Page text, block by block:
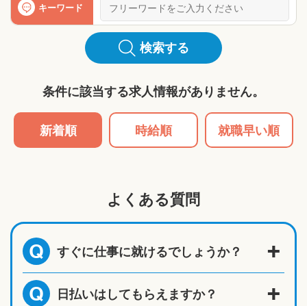
キーワード
検索する
条件に該当する求人情報がありません。
新着順 時給順 就職早い順
よくある質問
Q すぐに仕事に就けるでしょうか？
Q 日払いはしてもらえますか？